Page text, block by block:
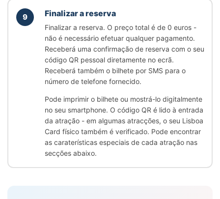
9 Finalizar a reserva
Finalizar a reserva. O preço total é de 0 euros -
não é necessário efetuar qualquer pagamento.
Receberá uma confirmação de reserva com o seu
código QR pessoal diretamente no ecrã.
Receberá também o bilhete por SMS para o
número de telefone fornecido.
Pode imprimir o bilhete ou mostrá-lo digitalmente
no seu smartphone. O código QR é lido à entrada
da atração - em algumas atracções, o seu Lisboa
Card físico também é verificado. Pode encontrar
as caraterísticas especiais de cada atração nas
secções abaixo.